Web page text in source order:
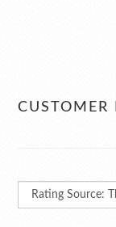
CUSTOMER